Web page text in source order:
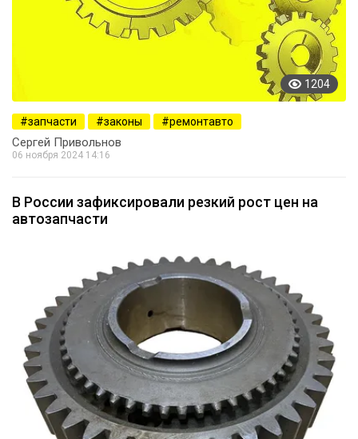
1204
запчасти законы ремонтавто
Сергей Привольнов
06 ноября 2024 14:16
В России зафиксировали резкий рост цен на
автозапчасти